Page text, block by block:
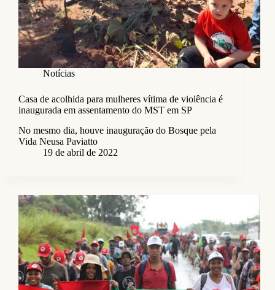
Notícias
Casa de acolhida para mulheres vítima de violência é
inaugurada em assentamento do MST em SP
No mesmo dia, houve inauguração do Bosque pela
Vida Neusa Paviatto
19 de abril de 2022